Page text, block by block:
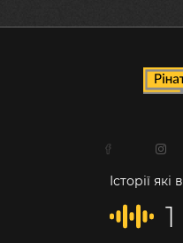
Історії
1